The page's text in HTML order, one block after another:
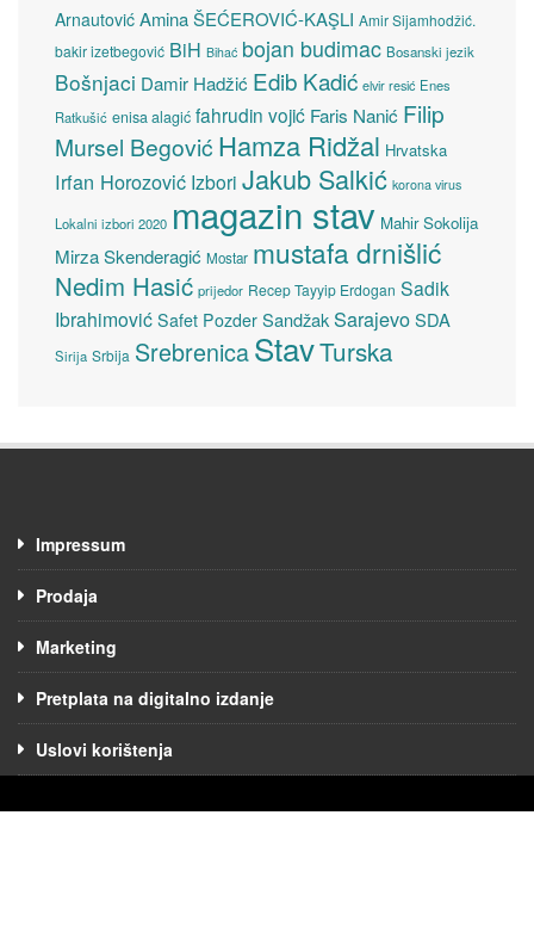
Arnautović Amina ŠEĆEROVIĆ-KAŞLI Amir Sijamhodžić.
bakir izetbegović BiH Bihać bojan budimac Bosanski jezik
Bošnjaci Damir Hadžić Edib Kadić elvir resić Enes
Ratkušić enisa alagić fahrudin vojić Faris Nanić Filip
Mursel Begović Hamza Ridžal Hrvatska
Irfan Horozović Izbori Jakub Salkić korona virus
Lokalni izbori 2020 magazin stav Mahir Sokolija
Mirza Skenderagić Mostar mustafa drnišlić
Nedim Hasić prijedor Recep Tayyip Erdogan Sadik
Ibrahimović Safet Pozder SandžakSarajevoSDA
Sirija Srbija SrebrenicaStavTurska
Impressum
Prodaja
Marketing
Pretplata na digitalno izdanje
Uslovi korištenja